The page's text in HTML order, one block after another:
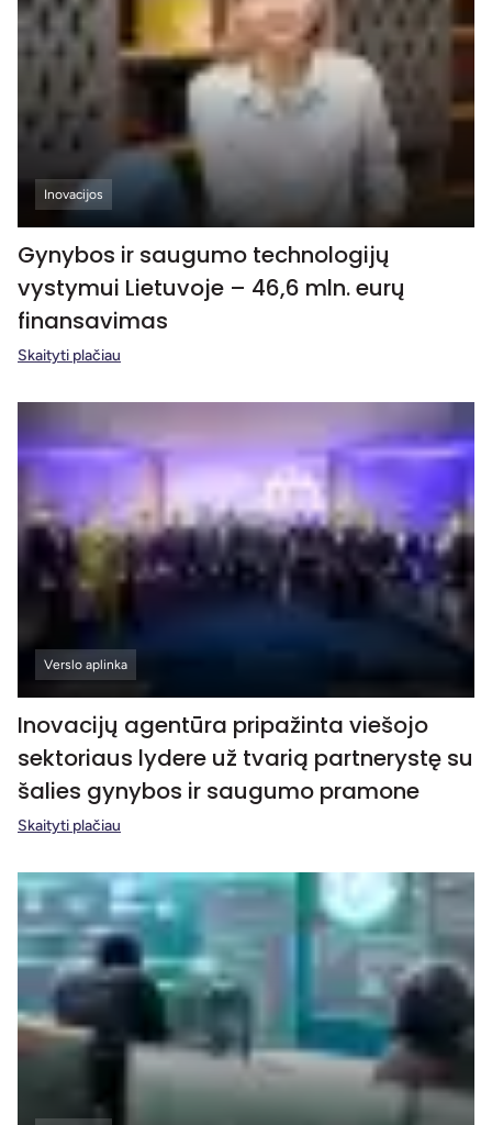
Inovacijos
Gynybos ir saugumo technologijų
vystymui Lietuvoje – 46,6 mln. eurų
finansavimas
Skaityti plačiau
Verslo aplinka
Inovacijų agentūra pripažinta viešojo
sektoriaus lydere už tvarią partnerystę su
šalies gynybos ir saugumo pramone
Skaityti plačiau